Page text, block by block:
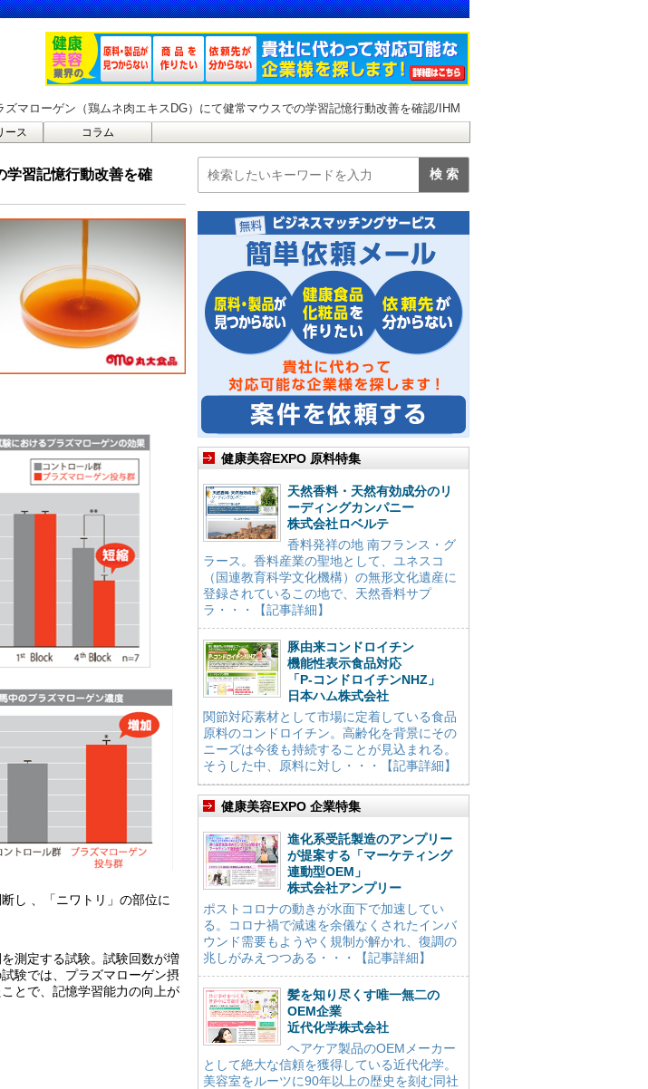
ズマローゲン（鶏ムネ肉エキスDG）にて健常マウスでの学習記憶行動改善を確認/IHM
ース コラム
学習記憶行動改善を確
し 、「ニワトリ」の部位に
測定する試験。試験回数が増
験では、プラズマローゲン摂
とで、記憶学習能力の向上が
健康美容EXPO 原料特集
天然香料・天然有効成分のリ
ーディングカンパニー
株式会社ロベルテ
香料発祥の地 南フランス・グ
ラース。香料産業の聖地として、ユネスコ
（国連教育科学文化機構）の無形文化遺産に
登録されているこの地で、天然香料サプ
ラ・・・【記事詳細】
豚由来コンドロイチン
機能性表示食品対応
「P-コンドロイチンNHZ」
日本ハム株式会社
関節対応素材として市場に定着している食品
原料のコンドロイチン。高齢化を背景にその
ニーズは今後も持続することが見込まれる。
そうした中、原料に対し・・・【記事詳細】
健康美容EXPO 企業特集
進化系受託製造のアンプリー
が提案する「マーケティング
連動型OEM」
株式会社アンプリー
ポストコロナの動きが水面下で加速してい
る。コロナ禍で減速を余儀なくされたインバ
ウンド需要もようやく規制が解かれ、復調の
兆しがみえつつある・・・【記事詳細】
髪を知り尽くす唯一無二の
OEM企業
近代化学株式会社
ヘアケア製品のOEMメーカー
として絶大な信頼を獲得している近代化学。
美容室をルーツに90年以上の歴史を刻む同社